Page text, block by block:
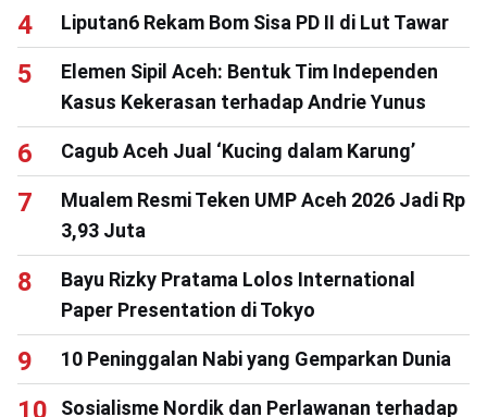
Liputan6 Rekam Bom Sisa PD II di Lut Tawar
Elemen Sipil Aceh: Bentuk Tim Independen
Kasus Kekerasan terhadap Andrie Yunus
Cagub Aceh Jual ‘Kucing dalam Karung’
Mualem Resmi Teken UMP Aceh 2026 Jadi Rp
3,93 Juta
Bayu Rizky Pratama Lolos International
Paper Presentation di Tokyo
10 Peninggalan Nabi yang Gemparkan Dunia
Sosialisme Nordik dan Perlawanan terhadap